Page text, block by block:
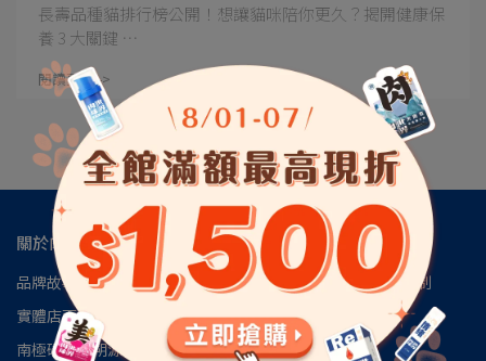
長壽品種貓排行榜公開！想讓貓咪陪你更久？揭開健康保
養 3 大關鍵 ⋯
閱讀更多 ->
關於肉球
品牌故事 肉球會員專區 肉球世界官方LINE 肉球世界訂閱制
實體店面 安心檢驗報告 認識磷蝦油
南極磷蝦油朔源│南極洲48區 見證推薦